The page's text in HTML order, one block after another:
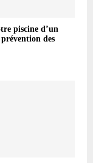
piscine d’un
prévention des